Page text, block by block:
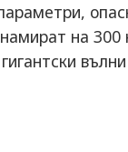
на